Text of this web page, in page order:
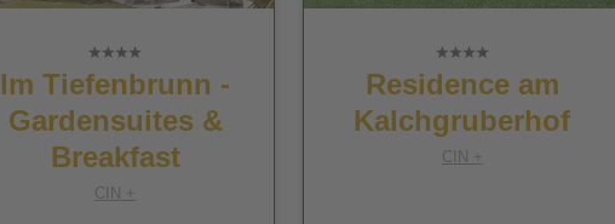
Im Tiefenbrunn -
Gardensuites &
Breakfast
CIN +
Residence am
Kalchgruberhof
CIN +